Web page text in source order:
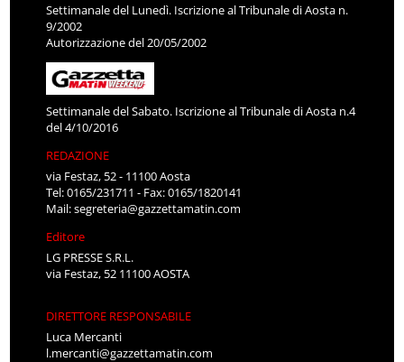
Settimanale del Lunedì. Iscrizione al Tribunale di Aosta n.
9/2002
Autorizzazione del 20/05/2002
Settimanale del Sabato. Iscrizione al Tribunale di Aosta n.4
del 4/10/2016
REDAZIONE
via Festaz, 52 - 11100 Aosta
Tel: 0165/231711 - Fax: 0165/1820141
Mail:segreteria@gazzettamatin.com
Editore
LG PRESSE S.R.L.
via Festaz, 52 11100 AOSTA
DIRETTORE RESPONSABILE
Luca Mercanti
l.mercanti@gazzettamatin.com